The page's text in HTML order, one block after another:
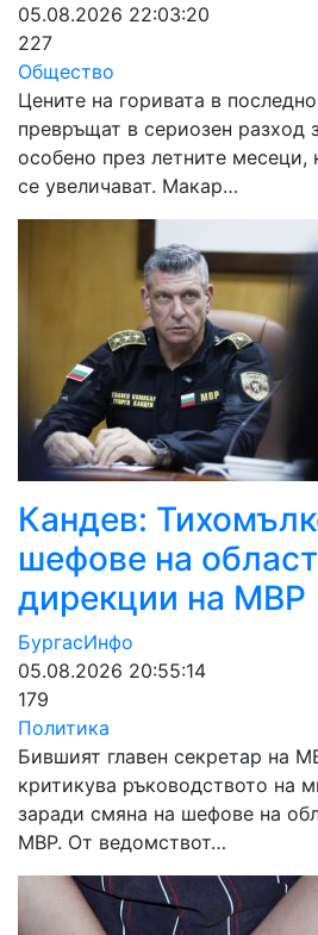
05.08.2026 22:03:20
227
Общество
Цените на горивата в
превръщат в сериозен разход
особено през летните месеци,
се увеличават. Макар…
Кандев:
шефове на
дирекции на МВР
БургасИнфо
05.08.2026 20:55:14
179
Политика
Бившият главен секретар на
критикува ръководството на
заради смяна на шефове на
МВР. От ведомствот…